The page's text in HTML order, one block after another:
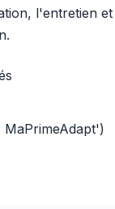
l'entretien et
MaPrimeAdapt')